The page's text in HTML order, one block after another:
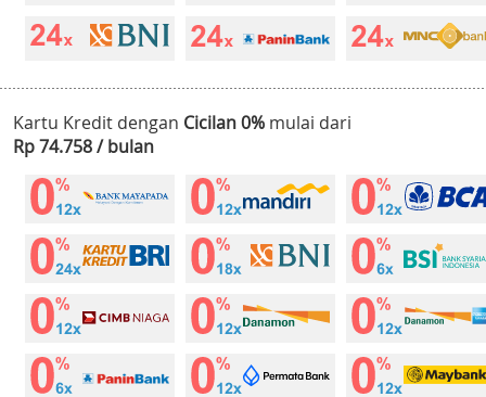
Kartu Kredit dengan Cicilan 0% mulai dari
Rp 74.758 / bulan